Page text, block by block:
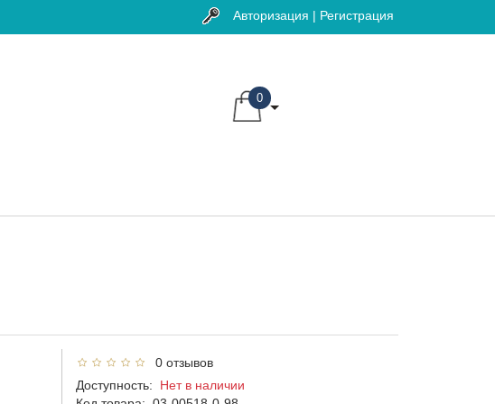
Авторизация | Регистрация
0
0 отзывов
Доступность: Нет в наличии